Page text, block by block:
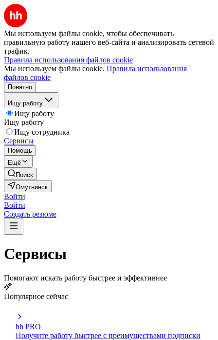
Мы используем файлы cookie, чтобы обеспечивать
правильную работу нашего веб-сайта и анализировать сетевой
трафик.
Правила использования файлов cookie
Мы используем файлы cookie. Правила использования
файлов cookie
Понятно
Ищу работу
Ищу работу
Ищу работу
Ищу сотрудника
Сервисы
Помощь
Ещё
Поиск
Омутнинск
Войти
Войти
Создать резюме
Сервисы
Помогают искать работу быстрее и эффективнее
Популярное сейчас
hh PRO
Получите работу быстрее с преимуществами подписки